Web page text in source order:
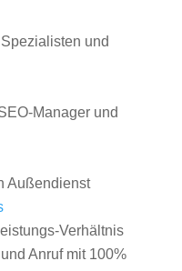
und
Manager und
Außendienst
Verhältnis
Anruf mit 100%